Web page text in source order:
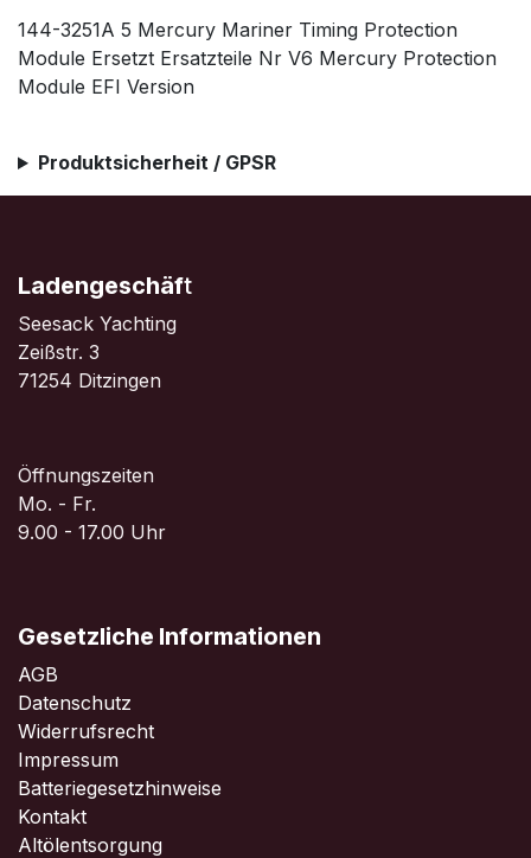
144-3251A 5 Mercury Mariner Timing Protection
Module Ersetzt Ersatzteile Nr V6 Mercury Protection
Module EFI Version
Produktsicherheit / GPSR
Ladengeschäft
Seesack Yachting
Zeißstr. 3
71254 Ditzingen
Öffnungszeiten
Mo. - Fr.
9.00 - 17.00 Uhr
Gesetzliche Informationen
AGB
Datenschutz
Widerrufsrecht
Impressum
Batteriegesetzhinweise
Kontakt
Altölentsorgung